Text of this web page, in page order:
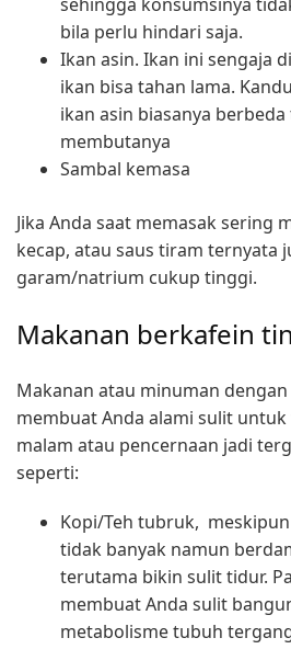
bila perlu hindari saja.
Ikan asin. Ikan ini sengaja
ikan bisa tahan lama.
ikan asin biasanya
membutanya
Sambal kemasa
Jika Anda saat memasak sering
kecap, atau saus tiram ternyata
garam/natrium cukup tinggi.
Makanan berkafein
Makanan atau minuman
membuat Anda alami sulit
malam atau pencernaan jadi
seperti:
Kopi/Teh tubruk,
tidak banyak namun
terutama bikin sulit tidur.
membuat Anda sulit
metabolisme tubuh